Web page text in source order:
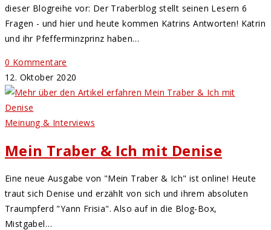
dieser Blogreihe vor: Der Traberblog stellt seinen Lesern 6
Fragen - und hier und heute kommen Katrins Antworten! Katrin
und ihr Pfefferminzprinz haben…
0 Kommentare
12. Oktober 2020
Meinung & Interviews
Mein Traber & Ich mit Denise
Eine neue Ausgabe von "Mein Traber & Ich" ist online! Heute
traut sich Denise und erzählt von sich und ihrem absoluten
Traumpferd "Yann Frisia". Also auf in die Blog-Box,
Mistgabel…